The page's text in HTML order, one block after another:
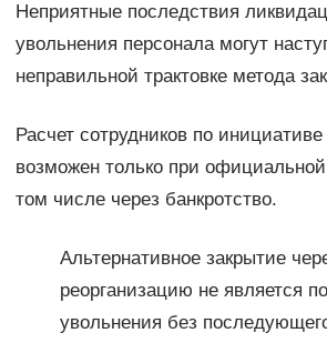
Неприятные последствия
увольнения персонала могут
неправильной трактовке метода
Расчет сотрудников по
возможен только при
том числе через банкротство.
Альтернативное закрытие
реорганизацию не является
увольнения без